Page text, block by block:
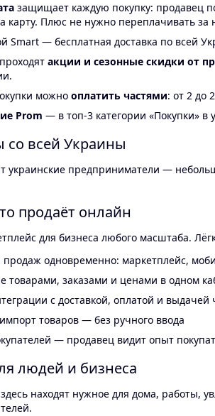
защищает каждую покупку: продавец
карту. Плюс не нужно переплачивать
Smart — бесплатная доставка по всей
акции и сезонные скидки от
можно оплатить частями: от 2 до
Prom — в топ-3 категории «Покупки» в
со всей Украины
украинские предприниматели —
продаёт онлайн
для бизнеса любого масштаба.
продаж одновременно: маркетплейс,
товарами, заказами и ценами в одном
с доставкой, оплатой и выдачей
товаров — без ручного ввода
— продавец видит опыт
людей и бизнеса
находят нужное для дома, работы,